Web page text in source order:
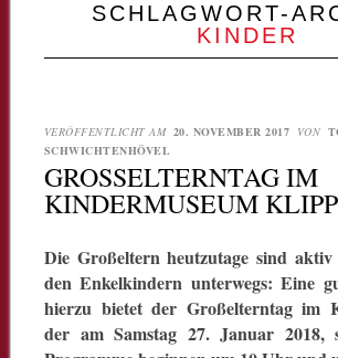
SCHLAGWORT-
KINDER
VERÖFFENTLICHT AM 20. NOVEMBER 2017 VON
SCHWICHTENHÖVEL
GROSSELTERNTAG IM K
INDERMUSEUM KLIPP
Die Großeltern heutzutage sind
den Enkelkindern unterwegs: Eine
hierzu bietet der Großelterntag im
der am Samstag 27. Januar 2018,